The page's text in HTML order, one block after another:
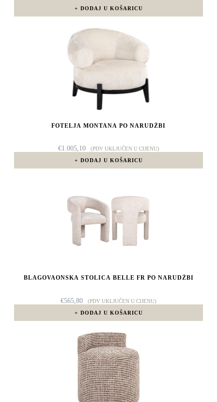
DODAJ U KOŠARICU
FOTELJA MONTANA PO NARUDŽBI
€1.005,10
(PDV UKLJUČEN U CIJENU)
DODAJ U KOŠARICU
BLAGOVAONSKA STOLICA BELLE FR PO NARUDŽBI
€565,80
(PDV UKLJUČEN U CIJENU)
DODAJ U KOŠARICU